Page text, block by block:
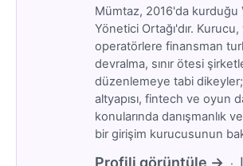
Mümtaz, 2016'da kurduğu
Yönetici Ortağı'dır. Kurucu,
operatörlere finansman
devralma, sınır ötesi
düzenlemeye tabi
altyapısı, fintech ve oyun
konularında danışmanlık
bir girişim kurucusunun
Profili görüntüle → ·